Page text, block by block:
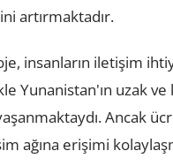
artırmaktadır.
insanların iletişim
Yunanistan'ın uzak
Ancak
ağına erişimi